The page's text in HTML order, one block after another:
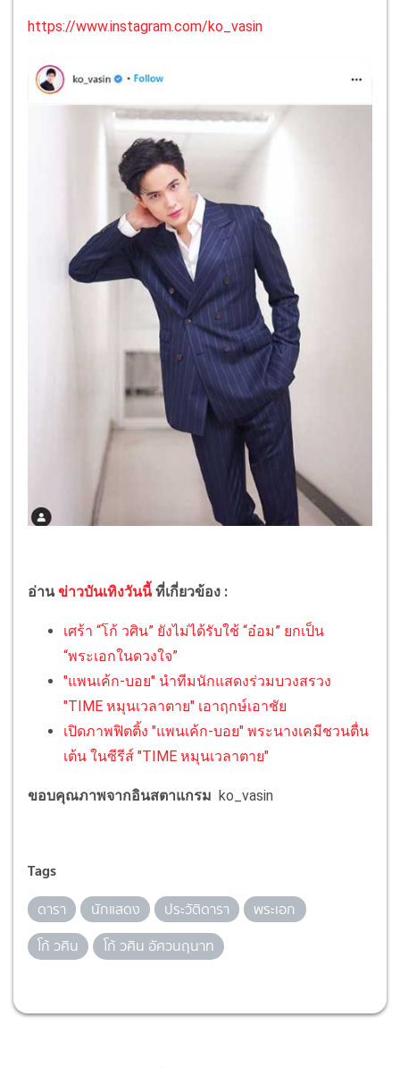
https://www.instagram.com/ko_vasin
อ่านข่าวบันเทิงวันนี้ ที่เกี่ยวข้อง :
เศร้า “โก้ วศิน” ยังไม่ได้รับใช้ “อ๋อม” ยกเป็น
“พระเอกในดวงใจ”
"แพนเค้ก-บอย" นำทีมนักแสดงร่วมบวงสรวง
"TIME หมุนเวลาตาย" เอาฤกษ์เอาชัย
เปิดภาพฟิตติ้ง "แพนเค้ก-บอย" พระนางเคมีชวนตื่น
เต้น ในซีรีส์ "TIME หมุนเวลาตาย"
ขอบคุณภาพจากอินสตาแกรม ko_vasin
Tags
ดารา นักแสดง ประวัติดารา
พระเอก
โก้ วศิน
โก้ วศิน อัศวนฤนาท